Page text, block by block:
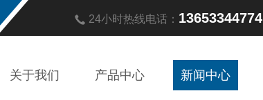
24小时热线电话： 13653344774
关于我们 产品中心 新闻中心